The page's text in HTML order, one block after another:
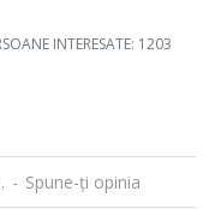
INTERESATE: 1203
- Spune-ţi opinia